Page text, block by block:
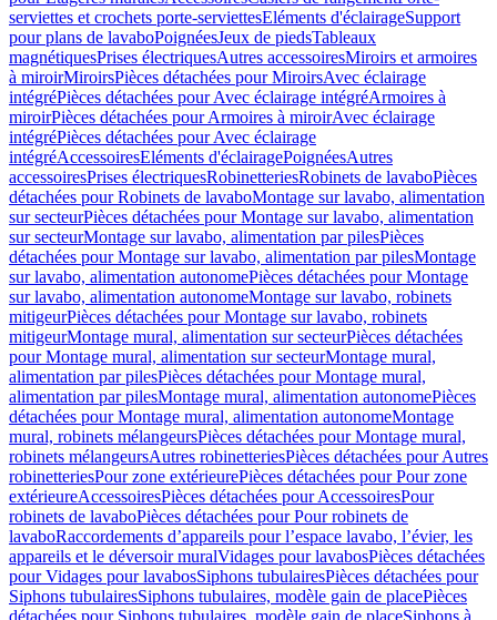
serviettes et crochets porte-serviettesEléments d'éclairageSupport
pour plans de lavaboPoignéesJeux de piedsTableaux
magnétiquesPrises électriquesAutres accessoiresMiroirs et armoires
à miroirMiroirsPièces détachées pour MiroirsAvec éclairage
intégréPièces détachées pour Avec éclairage intégréArmoires à
miroirPièces détachées pour Armoires à miroirAvec éclairage
intégréPièces détachées pour Avec éclairage
intégréAccessoiresEléments d'éclairagePoignéesAutres
accessoiresPrises électriquesRobinetteriesRobinets de lavaboPièces
détachées pour Robinets de lavaboMontage sur lavabo, alimentation
sur secteurPièces détachées pour Montage sur lavabo, alimentation
sur secteurMontage sur lavabo, alimentation par pilesPièces
détachées pour Montage sur lavabo, alimentation par pilesMontage
sur lavabo, alimentation autonomePièces détachées pour Montage
sur lavabo, alimentation autonomeMontage sur lavabo, robinets
mitigeurPièces détachées pour Montage sur lavabo, robinets
mitigeurMontage mural, alimentation sur secteurPièces détachées
pour Montage mural, alimentation sur secteurMontage mural,
alimentation par pilesPièces détachées pour Montage mural,
alimentation par pilesMontage mural, alimentation autonomePièces
détachées pour Montage mural, alimentation autonomeMontage
mural, robinets mélangeursPièces détachées pour Montage mural,
robinets mélangeursAutres robinetteriesPièces détachées pour Autres
robinetteriesPour zone extérieurePièces détachées pour Pour zone
extérieureAccessoiresPièces détachées pour AccessoiresPour
robinets de lavaboPièces détachées pour Pour robinets de
lavaboRaccordements d’appareils pour l’espace lavabo, l’évier, les
appareils et le déversoir muralVidages pour lavabosPièces détachées
pour Vidages pour lavabosSiphons tubulairesPièces détachées pour
Siphons tubulairesSiphons tubulaires, modèle gain de placePièces
détachées pour Siphons tubulaires, modèle gain de placeSiphons à